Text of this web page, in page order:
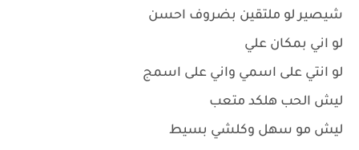
شيصير لو ملتقين بضروف احسن
لو اني بمكان علي
لو انتي على اسمي واني على اسمج
ليش الحب هلكد متعب
ليش مو سهل وكلشي بسيط